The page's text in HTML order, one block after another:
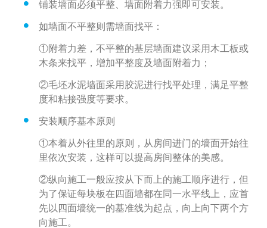
铺装墙面必须平整、墙面附着力强即可安装。
如墙面不平整则需墙面找平：
①附着力差，不平整的基层墙面建议采用木工板或
木条来找平，增加平整度及墙面附着力；
②毛坯水泥墙面采用胶泥进行找平处理，满足平整
度和粘接强度等要求。
安装顺序基本原则
①本着从外往里的原则，从房间进门的墙面开始往
里依次安装，这样可以提高房间整体的美感。
②纵向施工一般应按从下而上的施工顺序进行，但
为了保证每块板在四面墙都在同一水平线上，应首
先以四面墙统一的基准线为起点，向上向下两个方
向施工。